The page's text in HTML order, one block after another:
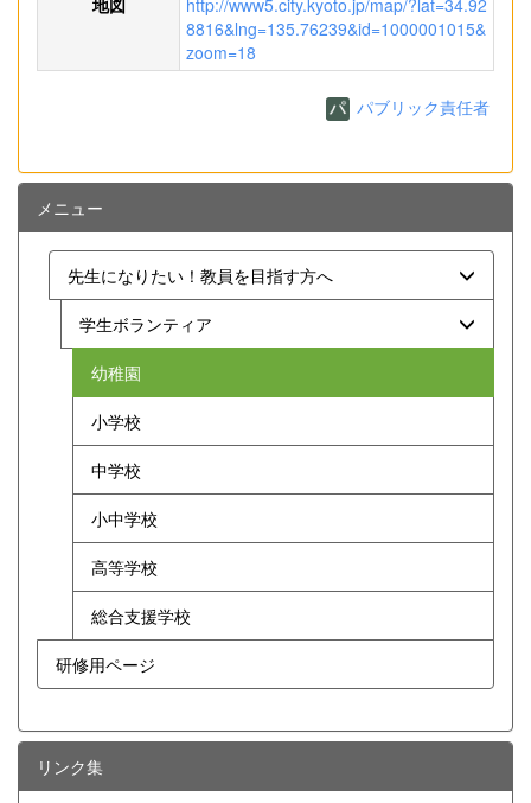
地図
http://www5.city.kyoto.jp/map/?lat=34.92
8816&lng=135.76239&id=1000001015&
zoom=18
パブリック責任者
メニュー
先生になりたい！教員を目指す方へ
学生ボランティア
幼稚園
小学校
中学校
小中学校
高等学校
総合支援学校
研修用ページ
リンク集